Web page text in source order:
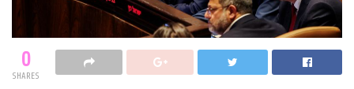
0
SHARES